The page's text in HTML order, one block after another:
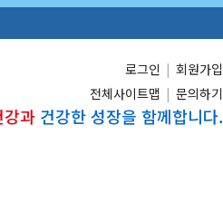
로그인 | 회원가입
전체사이트맵 | 문의하기
강과 건강한 성장을 함께합니다.